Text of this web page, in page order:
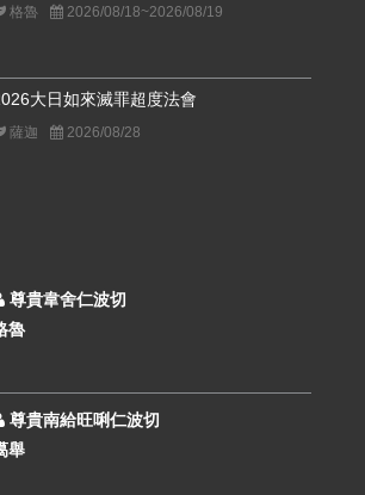
格魯 2026/08/18~2026/08/19
大日如來滅罪超度法會
薩迦 2026/08/28
尊貴韋舍仁波切
魯
尊貴南給旺唎仁波切
舉